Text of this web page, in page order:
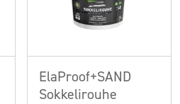
ElaProof+SAND
Sokkelirouhe